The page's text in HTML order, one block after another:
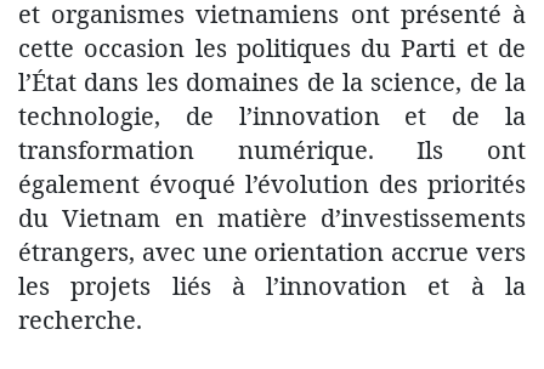
et organismes vietnamiens ont présenté à
cette occasion les politiques du Parti et de
l’État dans les domaines de la science, de la
technologie, de l’innovation et de la
transformation numérique. Ils ont
également évoqué l’évolution des priorités
du Vietnam en matière d’investissements
étrangers, avec une orientation accrue vers
les projets liés à l’innovation et à la
recherche.